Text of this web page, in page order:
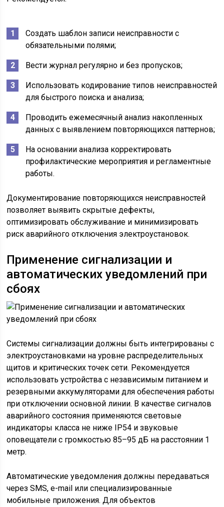
Создать шаблон записи неисправности с
обязательными полями;
Вести журнал регулярно и без пропусков;
Использовать кодирование типов неисправностей
для быстрого поиска и анализа;
Проводить ежемесячный анализ накопленных
данных с выявлением повторяющихся паттернов;
На основании анализа корректировать
профилактические мероприятия и регламентные
работы.
Документирование повторяющихся неисправностей
позволяет выявить скрытые дефекты,
оптимизировать обслуживание и минимизировать
риск аварийного отключения электроустановок.
Применение сигнализации и
автоматических уведомлений при
сбоях
Системы сигнализации должны быть интегрированы с
электроустановками на уровне распределительных
щитов и критических точек сети. Рекомендуется
использовать устройства с независимым питанием и
резервными аккумуляторами для обеспечения работы
при отключении основной линии. В качестве сигналов
аварийного состояния применяются световые
индикаторы класса не ниже IP54 и звуковые
оповещатели с громкостью 85–95 дБ на расстоянии 1
метр.
Автоматические уведомления должны передаваться
через SMS, e-mail или специализированные
мобильные приложения. Для объектов